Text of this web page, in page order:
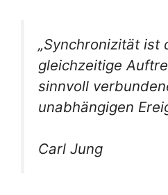
„Synchronizität ist
gleichzeitige
sinnvoll
unabhängigen
Carl Jung